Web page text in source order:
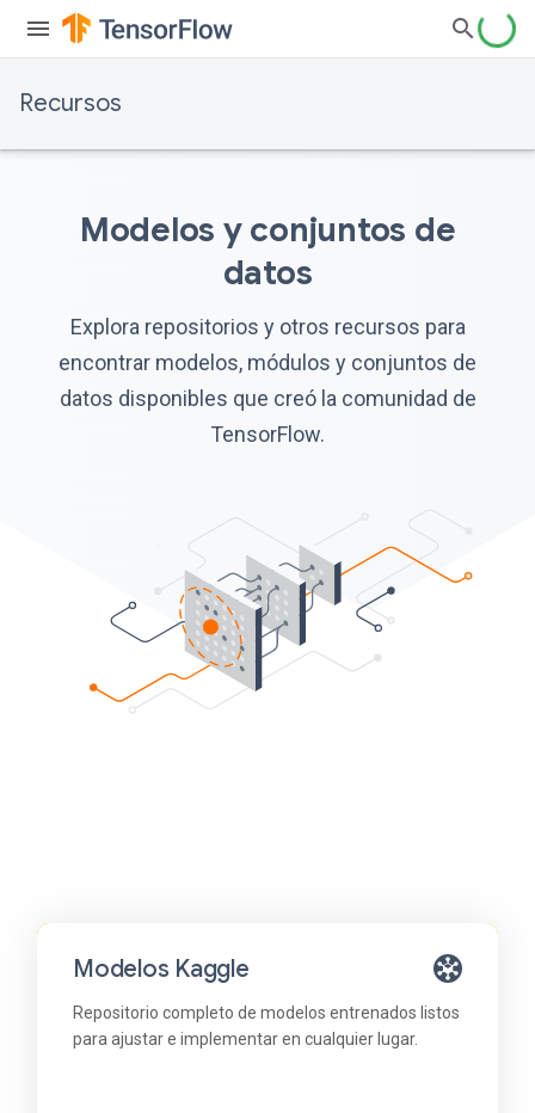
Recursos
Modelos y conjuntos de
datos
Explora repositorios y otros recursos para
encontrar modelos, módulos y conjuntos de
datos disponibles que creó la comunidad de
TensorFlow.
Modelos Kaggle
Repositorio completo de modelos entrenados listos
para ajustar e implementar en cualquier lugar.